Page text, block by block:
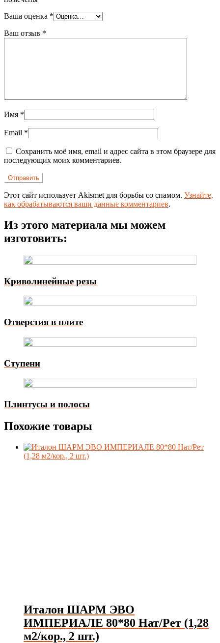
Ваша оценка *
Ваш отзыв *
Имя *
Email *
Сохранить моё имя, email и адрес сайта в этом браузере для
последующих моих комментариев.
Этот сайт использует Akismet для борьбы со спамом. Узнайте,
как обрабатываются ваши данные комментариев.
Из этого материала мы можем
изготовить:
Криволинейные резы
Отверстия в плите
Ступени
Плинтусы и полосы
Похожие товары
Италон ШАРМ ЭВО
ИМПЕРИАЛЕ 80*80 Нат/Рет (1,28
м2/кор., 2 шт.)